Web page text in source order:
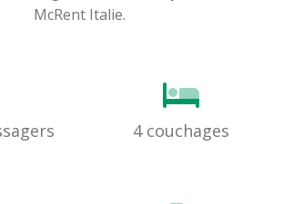
McRent Italie.
4 couchages